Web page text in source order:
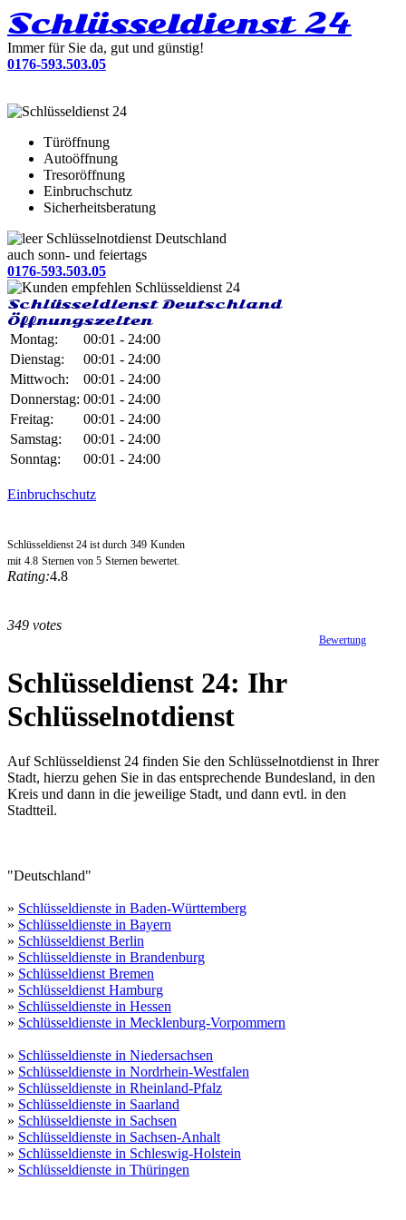
Schlüsseldienst 24
Immer für Sie da, gut und günstig!
0176-593.503.05
Türöffnung
Autoöffnung
Tresoröffnung
Einbruchschutz
Sicherheitsberatung
Schlüsselnotdienst Deutschland
auch sonn- und feiertags
0176-593.503.05
Schlüsseldienst Deutschland
Öffnungszeiten
Montag:
00:01 - 24:00
Dienstag:
00:01 - 24:00
Mittwoch:
00:01 - 24:00
Donnerstag: 00:01 - 24:00
Freitag:
00:01 - 24:00
Samstag:
00:01 - 24:00
Sonntag:
00:01 - 24:00
Einbruchschutz
Schlüsseldienst 24 ist durch 349 Kunden
mit 4.8 Sternen von 5 Sternen bewertet.
Rating:4.8
349 votes
Bewertung
Schlüsseldienst 24: Ihr
Schlüsselnotdienst
Auf Schlüsseldienst 24 finden Sie den Schlüsselnotdienst in Ihrer
Stadt, hierzu gehen Sie in das entsprechende Bundesland, in den
Kreis und dann in die jeweilige Stadt, und dann evtl. in den
Stadtteil.
"Deutschland"
» Schlüsseldienste in Baden-Württemberg
» Schlüsseldienste in Bayern
» Schlüsseldienst Berlin
» Schlüsseldienste in Brandenburg
» Schlüsseldienst Bremen
» Schlüsseldienst Hamburg
» Schlüsseldienste in Hessen
» Schlüsseldienste in Mecklenburg-Vorpommern
» Schlüsseldienste in Niedersachsen
» Schlüsseldienste in Nordrhein-Westfalen
» Schlüsseldienste in Rheinland-Pfalz
» Schlüsseldienste in Saarland
» Schlüsseldienste in Sachsen
» Schlüsseldienste in Sachsen-Anhalt
» Schlüsseldienste in Schleswig-Holstein
» Schlüsseldienste in Thüringen